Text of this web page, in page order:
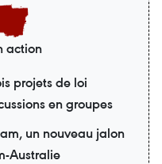
action
projets de loi
en groupes
un nouveau jalon
Australie